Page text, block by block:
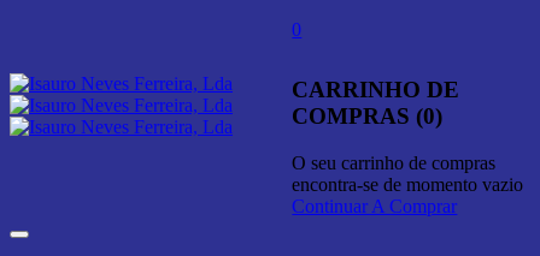
0
CARRINHO DE
COMPRAS (0)
O seu carrinho de compras
encontra-se de momento vazio
Continuar A Comprar